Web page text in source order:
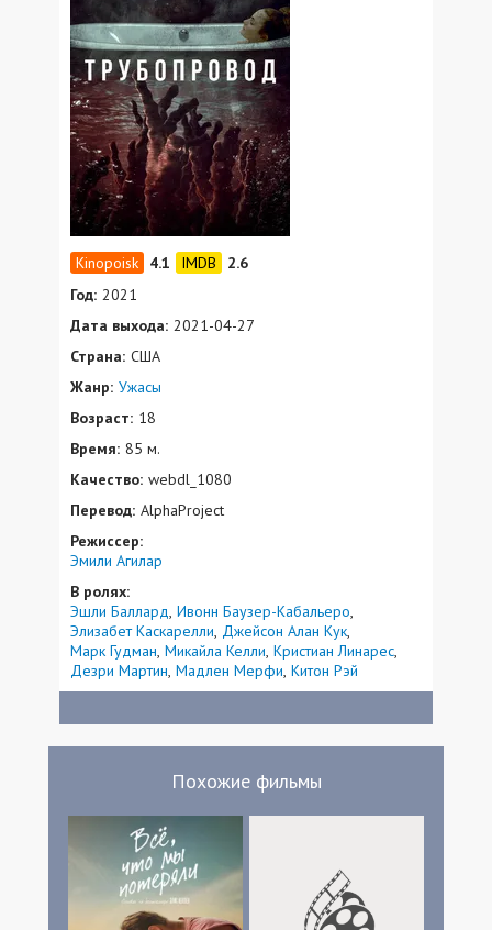
4.1
2.6
Год: 2021
Дата выхода: 2021-04-27
Страна: США
Жанр: Ужасы
Возраст: 18
Время: 85 м.
Качество: webdl_1080
Перевод: AlphaProject
Режиссер:
Эмили Агилар
В ролях:
Эшли Баллард Ивонн Баузер-Кабальеро
Элизабет Каскарелли Джейсон Алан Кук
Марк Гудман Микайла Келли Кристиан Линарес
Дезри Мартин Мадлен Мерфи Китон Рэй
Похожие фильмы